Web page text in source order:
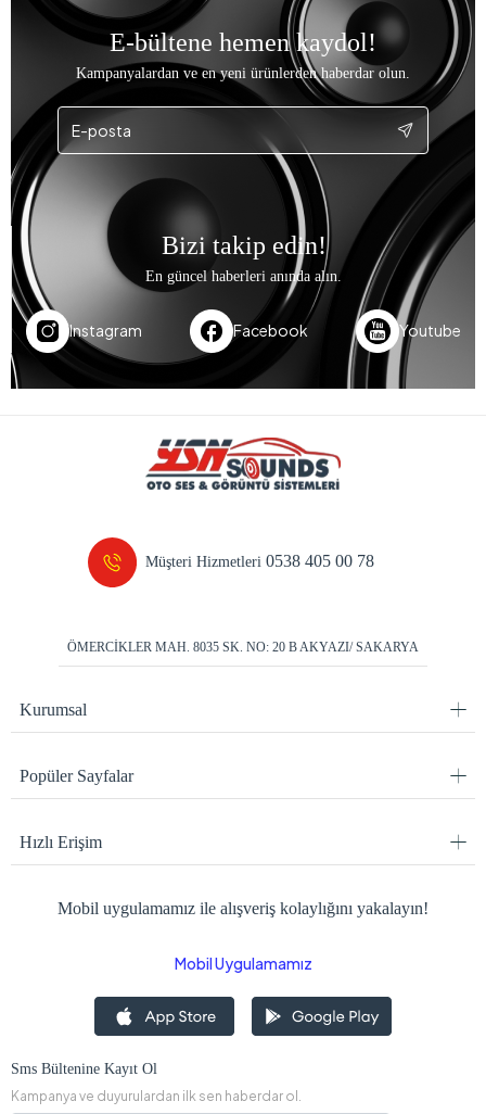
E-bültene hemen kaydol!
Kampanyalardan ve en yeni ürünlerden haberdar olun.
Bizi takip edin!
En güncel haberleri anında alın.
Instagram Facebook Youtube
Müşteri Hizmetleri0538 405 00 78
ÖMERCİKLER MAH. 8035 SK. NO: 20 B AKYAZI/ SAKARYA
Kurumsal
Popüler Sayfalar
Hızlı Erişim
Mobil uygulamamız ile alışveriş kolaylığını yakalayın!
Mobil Uygulamamız
Sms Bültenine Kayıt Ol
Kampanya ve duyurulardan ilk sen haberdar ol.